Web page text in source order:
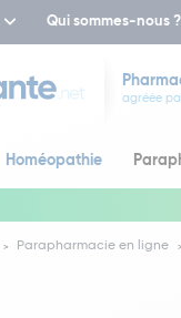
Qui sommes-nous ?
agréée
Homéopathie
Parapharmacie en ligne